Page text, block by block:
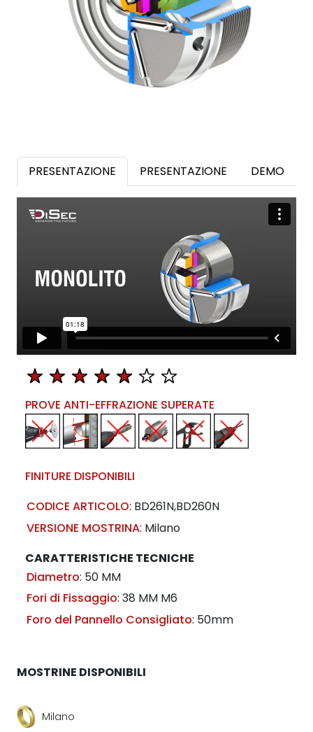
PRESENTAZIONE PRESENTAZIONE DEMO
PROVE ANTI-EFFRAZIONE SUPERATE
FINITURE DISPONIBILI
CODICE ARTICOLO: BD261N,BD260N
VERSIONE MOSTRINA: Milano
CARATTERISTICHE TECNICHE
Diametro: 50 MM
Fori di Fissaggio: 38 MM M6
Foro del Pannello Consigliato: 50mm
MOSTRINE DISPONIBILI
Milano